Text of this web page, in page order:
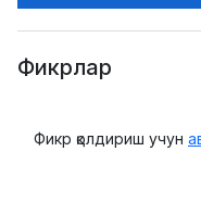
Фикрлар
Фикр қолдириш учун